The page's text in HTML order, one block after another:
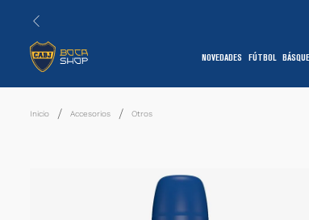
NOVEDADES FÚTBOL
Accesorios Otros